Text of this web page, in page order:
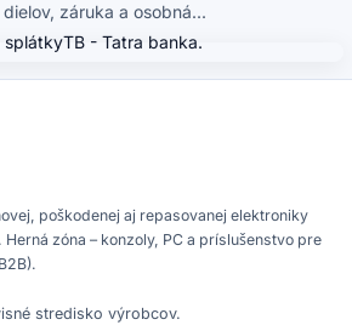
záruka a osobná...
poškodenej aj repasovanej elektroniky
zóna – konzoly, PC a príslušenstvo pre
stredisko výrobcov.